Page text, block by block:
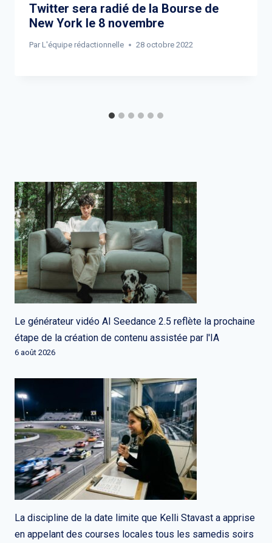
Twitter sera radié de la Bourse de
New York le 8 novembre
Par L'équipe rédactionnelle 28 octobre 2022
Le générateur vidéo AI Seedance 2.5 reflète la prochaine
étape de la création de contenu assistée par l'IA
6 août 2026
La discipline de la date limite que Kelli Stavast a apprise
en appelant des courses locales tous les samedis soirs